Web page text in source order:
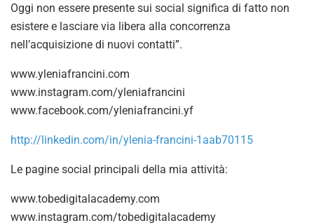
Oggi non essere presente sui social significa di fatto non
esistere e lasciare via libera alla concorrenza
nell’acquisizione di nuovi contatti”.
www.yleniafrancini.com
www.instagram.com/yleniafrancini
www.facebook.com/yleniafrancini.yf
http://linkedin.com/in/ylenia-francini-1aab70115
Le pagine social principali della mia attività:
www.tobedigitalacademy.com
www.instagram.com/tobedigitalacademy